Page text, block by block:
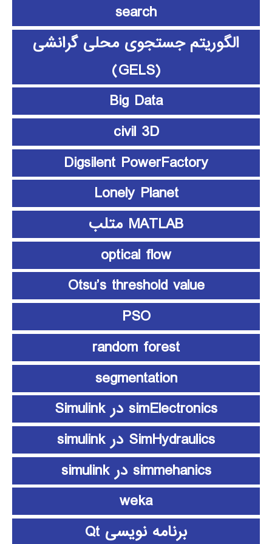
search
الگوریتم جستجوی محلی گرانشی
(GELS)
Big Data
civil 3D
Digsilent PowerFactory
Lonely Planet
MATLAB متلب
optical flow
Otsu’s threshold value
PSO
random forest
segmentation
simElectronics در Simulink
SimHydraulics در simulink
simmehanics در simulink
weka
برنامه نویسی Qt